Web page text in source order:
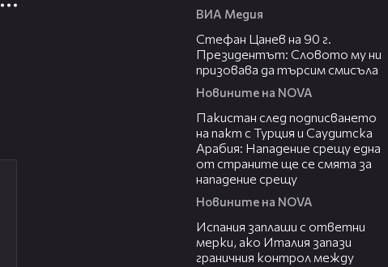
ВИА Медия
Стефан Цанев на 90 г.
Президентът: Словото му ни
призовава да търсим смисъла
Новините на NOVA
Пакистан след подписването
на пакт с Турция и Саудитска
Арабия: Нападение срещу една
от страните ще се смята за
нападение срещу
Новините на NOVA
Испания заплаши с ответни
мерки, ако Италия запази
граничния контрол между